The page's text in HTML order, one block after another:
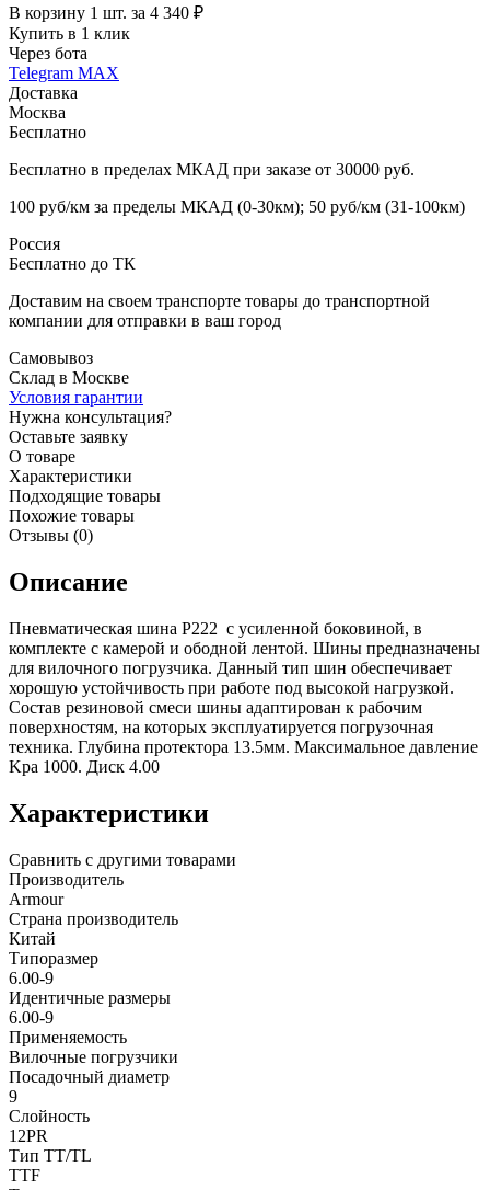
В корзину 1 шт. за 4 340 ₽
Купить в 1 клик
Через бота
Telegram MAX
Доставка
Москва
Бесплатно
Бесплатно в пределах МКАД при заказе от 30000 руб.
100 руб/км за пределы МКАД (0-30км); 50 руб/км (31-100км)
Россия
Бесплатно до ТК
Доставим на своем транспорте товары до транспортной
компании для отправки в ваш город
Самовывоз
Склад в Москве
Условия гарантии
Нужна консультация?
Оставьте заявку
О товаре
Характеристики
Подходящие товары
Похожие товары
Отзывы (0)
Описание
Пневматическая шина P222 с усиленной боковиной, в
комплекте с камерой и ободной лентой. Шины предназначены
для вилочного погрузчика. Данный тип шин обеспечивает
хорошую устойчивость при работе под высокой нагрузкой.
Состав резиновой смеси шины адаптирован к рабочим
поверхностям, на которых эксплуатируется погрузочная
техника. Глубина протектора 13.5мм. Максимальное давление
Kpa 1000. Диск 4.00
Характеристики
Сравнить с другими товарами
Производитель
Armour
Страна производитель
Китай
Типоразмер
6.00-9
Идентичные размеры
6.00-9
Применяемость
Вилочные погрузчики
Посадочный диаметр
9
Слойность
12PR
Тип TT/TL
TTF